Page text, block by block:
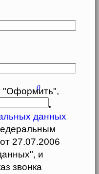
0
"Оформить",
данных
27.07.2006
и
звонка